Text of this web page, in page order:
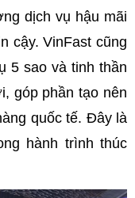
dịch vụ hậu mãi
cậy. VinFast cũng
5 sao và tinh thần
góp phần tạo nên
quốc tế. Đây là
hành trình thúc